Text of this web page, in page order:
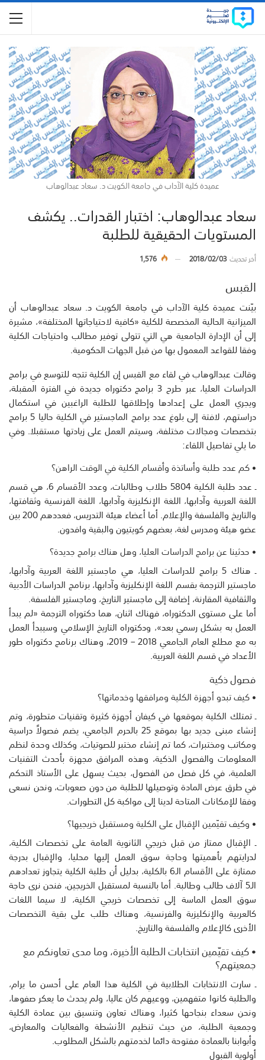
عميدة كلية الآداب في جامعة الكويت د. سعاد عبدالوهاب
سعاد عبدالوهاب: اختبار القدرات.. يكشف
المستويات الحقيقية للطلبة
أخر تحديث2018/02/03
1,576
القبس
بيّنت عميدة كلية الآداب في جامعة الكويت د. سعاد عبدالوهاب أن
الميزانية الحالية المخصصة للكلية «كافية لاحتياجاتها المختلفة»، مشيرة
إلى أن الإدارة الجامعية هي التي تتولى توفير مطالب واحتياجات الكلية
وفقا للقواعد المعمول بها من قبل الجهات الحكومية.
وقالت عبدالوهاب في لقاء مع القبس إن الكلية تتجه للتوسع في برامج
الدراسات العليا، عبر طرح 3 برامج دكتوراه جديدة في الفترة المقبلة،
ويجري العمل على إعدادها وإطلاقها للطلبة الراغبين في استكمال
دراستهم، لافتة إلى بلوغ عدد برامج الماجستير في الكلية حاليا 5 برامج
بتخصصات ومجالات مختلفة، وسيتم العمل على زيادتها مستقبلا. وفي
ما يلي تفاصيل اللقاء:
• كم عدد طلبة وأساتذة وأقسام الكلية في الوقت الراهن؟
ـ عدد طلبة الكلية 5804 طلاب وطالبات، وعدد الأقسام 6، هي قسم
اللغة العربية وآدابها، اللغة الإنكليزية وآدابها، اللغة الفرنسية وثقافتها،
والتاريخ والفلسفة والإعلام. أما أعضاء هيئة التدريس، فعددهم 200 بين
عضو هيئة ومدرس لغة، بعضهم كويتيون والبقية وافدون.
• حدثينا عن برامج الدراسات العليا، وهل هناك برامج جديدة؟
ـ هناك 5 برامج للدراسات العليا، هي ماجستير اللغة العربية وآدابها،
ماجستير الترجمة بقسم اللغة الإنكليزية وآدابها، برنامج الدراسات الأدبية
والثقافية المقارنة، إضافة إلى ماجستير التاريخ، وماجستير الفلسفة.
أما على مستوى الدكتوراه، فهناك اثنان، هما دكتوراه الترجمة «لم يبدأ
العمل به بشكل رسمي بعد»، ودكتوراه التاريخ الإسلامي وسيبدأ العمل
به مع مطلع العام الجامعي 2018 – 2019، وهناك برنامج دكتوراه طور
الأعداد في قسم اللغة العربية.
فصول ذكية
• كيف تبدو أجهزة الكلية ومرافقها وخدماتها؟
ـ تمتلك الكلية بموقعها في كيفان أجهزة كثيرة وتقنيات متطورة، وتم
إنشاء مبنى جديد بها بموقع 25 بالحرم الجامعي، يضم فصولاً دراسية
ومكاتب ومختبرات، كما تم إنشاء مختبر للصوتيات، وكذلك وحدة لنظم
المعلومات والفصول الذكية، وهذه المرافق مجهزة بأحدث التقنيات
العلمية، في كل فصل من الفصول، بحيث يسهل على الأستاذ التحكم
في طرق عرض المادة وتوصيلها للطلبة من دون صعوبات، ونحن نسعى
وفقا للإمكانات المتاحة لدينا إلى مواكبة كل التطورات.
• وكيف تقيّمين الإقبال على الكلية ومستقبل خريجيها؟
ـ الإقبال ممتاز من قبل خريجي الثانوية العامة على تخصصات الكلية،
لدرايتهم بأهميتها وحاجة سوق العمل إليها محليا، والإقبال بدرجة
ممتازة على الأقسام الـ6 بالكلية، بدليل أن طلبة الكلية يتجاوز تعدادهم
الـ5 آلاف طالب وطالبة. أما بالنسبة لمستقبل الخريجين، فنحن نرى حاجة
سوق العمل الماسة إلى تخصصات خريجي الكلية، لا سيما اللغات
كالعربية والإنكليزية والفرنسية، وهناك طلب على بقية التخصصات
الأخرى كالإعلام والفلسفة والتاريخ.
• كيف تقيّمين انتخابات الطلبة الأخيرة، وما مدى تعاونكم مع
جمعيتهم؟
ـ سارت الانتخابات الطلابية في الكلية هذا العام على أحسن ما يرام،
والطلبة كانوا متفهمين، ووعيهم كان عاليا، ولم يحدث ما يعكر صفوها،
ونحن سعداء بنجاحها كثيرا، وهناك تعاون وتنسيق بين عمادة الكلية
وجمعية الطلبة، من حيث تنظيم الأنشطة والفعاليات والمعارض،
وأبوابنا بالعمادة مفتوحة دائما لخدمتهم بالشكل المطلوب.
أولوية القبول